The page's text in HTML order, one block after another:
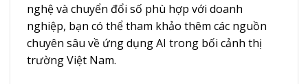
nghệ và chuyển đổi số phù hợp với doanh
nghiệp, bạn có thể tham khảo thêm các nguồn
chuyên sâu về ứng dụng AI trong bối cảnh thị
trường Việt Nam.